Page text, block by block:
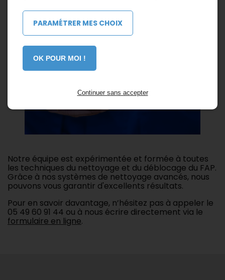
Notre équipe est expérimentée et formée à toutes
les techniques du nettoyage et du déblocage du FAP.
Grâce à nos systèmes de nettoyage avancés, nous
pouvons vous garantir d'excellents résultats.
Pour en savoir davantage, n’hésitez pas à appeler le
05 49 60 91 44 ou à nous écrire directement via le
formulaire en ligne.
PARAMÉTRER MES CHOIX
OK POUR MOI !
Continuer sans accepter